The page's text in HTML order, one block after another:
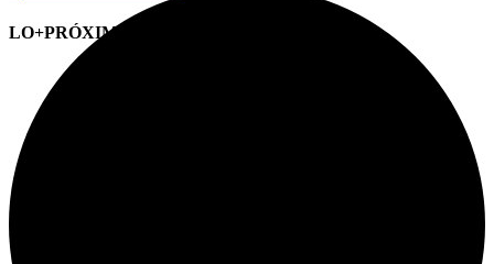
LO+PRÓXIMO (CITAS)